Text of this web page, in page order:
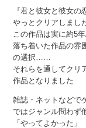
『君と彼女と彼女の
やっとクリアしまし
この作品は実に約5
落ち着いた作品の雰
の選択……
それらを通してクリ
作品となりました
雑誌・ネットなどで
ではジャンル問わず
「やってよかった」